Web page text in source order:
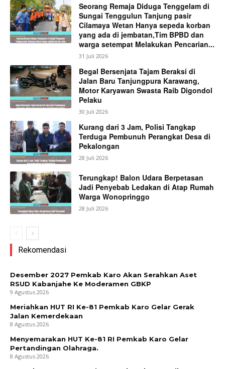
Seorang Remaja Diduga Tenggelam di
Sungai Tenggulun Tanjung pasir
Cilamaya Wetan Hanya sepeda korban
yang ada di jembatan,Tim BPBD dan
warga setempat Melakukan Pencarian...
31 Juli 2026
Begal Bersenjata Tajam Beraksi di
Jalan Baru Tanjungpura Karawang,
Motor Karyawan Swasta Raib Digondol
Pelaku
30 Juli 2026
Kurang dari 3 Jam, Polisi Tangkap
Terduga Pembunuh Perangkat Desa di
Pekalongan
28 Juli 2026
Terungkap! Balon Udara Berpetasan
Jadi Penyebab Ledakan di Atap Rumah
Warga Wonopringgo
28 Juli 2026
Rekomendasi
Desember 2027 Pemkab Karo Akan Serahkan Aset
RSUD Kabanjahe Ke Moderamen GBKP
9 Agustus 2026
Meriahkan HUT RI Ke-81 Pemkab Karo Gelar Gerak
Jalan Kemerdekaan
8 Agustus 2026
Menyemarakan HUT Ke-81 RI Pemkab Karo Gelar
Pertandingan Olahraga.
8 Agustus 2026